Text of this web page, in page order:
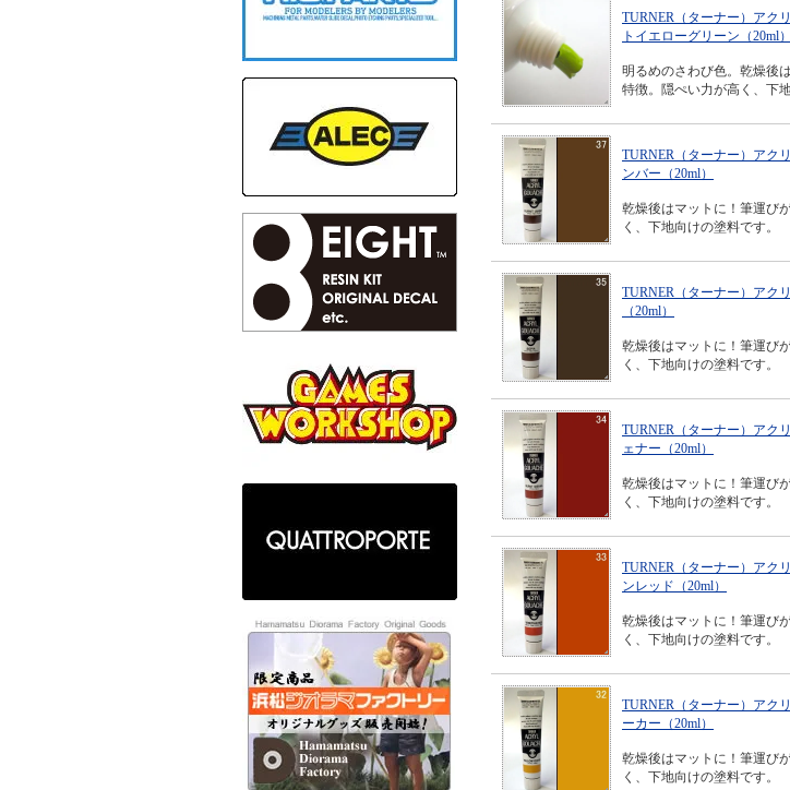
TURNER（ターナー）アク
トイエローグリーン（20ml）
明るめのさわび色。乾燥後
特徴。隠ぺい力が高く、下
TURNER（ターナー）アク
ンバー（20ml）
乾燥後はマットに！筆運び
く、下地向けの塗料です。
TURNER（ターナー）アク
（20ml）
乾燥後はマットに！筆運び
く、下地向けの塗料です。
TURNER（ターナー）アク
ェナー（20ml）
乾燥後はマットに！筆運び
く、下地向けの塗料です。
TURNER（ターナー）アク
ンレッド（20ml）
乾燥後はマットに！筆運び
く、下地向けの塗料です。
TURNER（ターナー）アク
ーカー（20ml）
乾燥後はマットに！筆運び
く、下地向けの塗料です。